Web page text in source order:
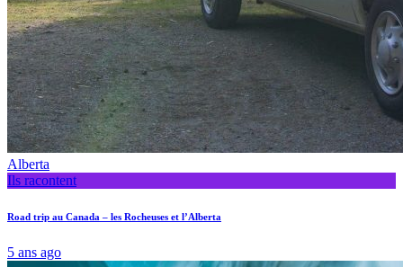
Alberta
Ils racontent
Road trip au Canada – les Rocheuses et l’Alberta
5 ans ago